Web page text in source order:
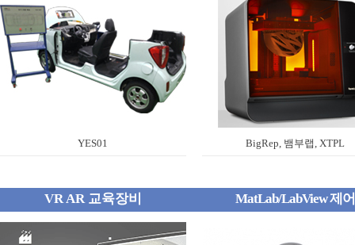
YES01 BigRep, 뱀부랩, XTPL
VR AR 교육장비 MatLab/LabView 제어